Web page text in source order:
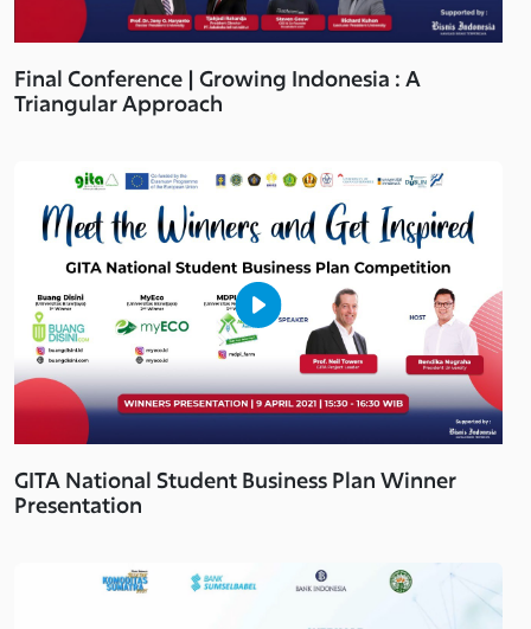
Final Conference | Growing Indonesia : A
Triangular Approach
GITA National Student Business Plan Winner
Presentation